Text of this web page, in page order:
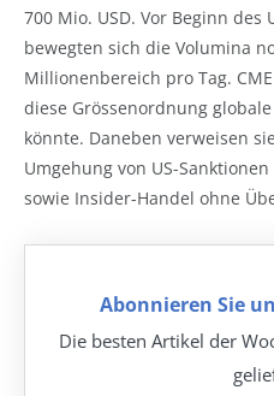
700 Mio. USD. Vor Beginn des
bewegten sich die Volumina
Millionenbereich pro Tag.
diese Grössenordnung
könnte. Daneben verweisen
Umgehung von US-
sowie Insider-Handel ohne
Abonnieren Sie
Die besten Artikel der